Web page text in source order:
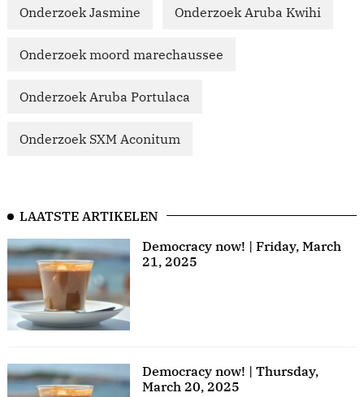
Onderzoek Jasmine Onderzoek Aruba Kwihi
Onderzoek moord marechaussee
Onderzoek Aruba Portulaca
Onderzoek SXM Aconitum
LAATSTE ARTIKELEN
Democracy now! | Friday, March
21, 2025
Democracy now! | Thursday,
March 20, 2025